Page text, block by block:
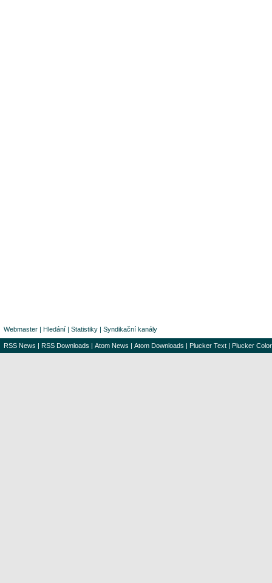
Webmaster | Hledání | Statistiky | Syndikační kanály
RSS News | RSS Downloads | Atom News | Atom Downloads | Plucker Text | Plucker Color